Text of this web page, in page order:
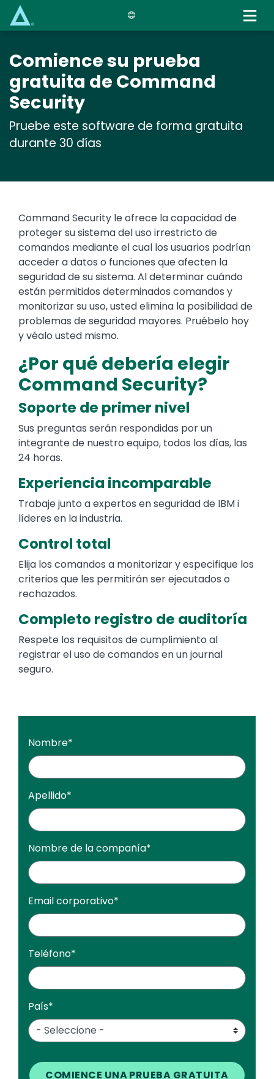
Comience su prueba
gratuita de Command
Security
Pruebe este software de forma gratuita
durante 30 días
Nombre*
Apellido*
Nombre de la compañía*
Email corporativo*
Teléfono*
País*
Command Security le ofrece la capacidad de
proteger su sistema del uso irrestricto de
comandos mediante el cual los usuarios podrían
acceder a datos o funciones que afecten la
seguridad de su sistema. Al determinar cuándo
están permitidos determinados comandos y
monitorizar su uso, usted elimina la posibilidad de
problemas de seguridad mayores. Pruébelo hoy
y véalo usted mismo.
¿Por qué debería elegir
Command Security?
Soporte de primer nivel
Sus preguntas serán respondidas por un
integrante de nuestro equipo, todos los días, las
24 horas.
Experiencia incomparable
Trabaje junto a expertos en seguridad de IBM i
líderes en la industria.
Control total
Elija los comandos a monitorizar y especifique los
criterios que les permitirán ser ejecutados o
rechazados.
Completo registro de auditoría
Respete los requisitos de cumplimiento al
registrar el uso de comandos en un journal
seguro.